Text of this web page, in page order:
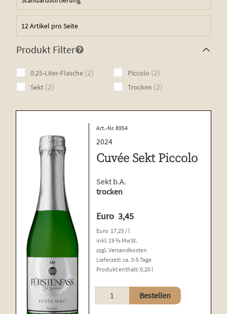
Alko­hol­frei
Pic­co­lo
Dis­tel­fink
Sekt
Pro­bier­pa­ke­te
Produkt Filter
0.25-Liter-Flasche 22
products
Piccolo 22
products
Sekt 22
Trocken 22
Art.-Nr. 8954
2024
Cuvée Sekt Piccolo
Sekt b.A.
trocken
Euro 3,45
Euro 17,25 / l
inkl. 19 % MwSt.
zzgl.Versandkosten
Lieferzeit:ca. 3-5 Tage
Produkt enthält: 0,20 l
Cuvée
Sekt
Bestellen